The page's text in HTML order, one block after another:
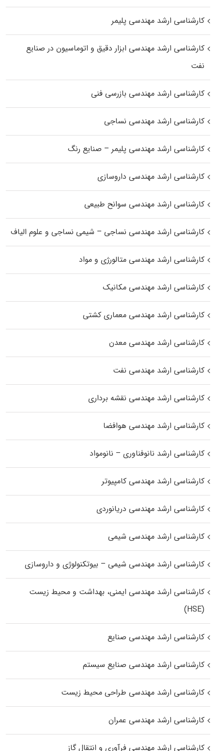
کارشناسی ارشد مهندسی پلیمر
کارشناسی ارشد مهندسی ابزار دقیق و اتوماسیون در صنایع
نفت
کارشناسی ارشد مهندسی بازرسی فنی
کارشناسی ارشد مهندسی نساجی
کارشناسی ارشد مهندسی پلیمر – صنایع رنگ
کارشناسی ارشد مهندسی داروسازی
کارشناسی ارشد مهندسی سوانح طبیعی
کارشناسی ارشد مهندسی نساجی – شیمی نساجی و علوم الیاف
کارشناسی ارشد مهندسی متالورژی و مواد
کارشناسی ارشد مهندسی مکانیک
کارشناسی ارشد مهندسی معماری کشتی
کارشناسی ارشد مهندسی معدن
کارشناسی ارشد مهندسی نفت
کارشناسی ارشد مهندسی نقشه برداری
کارشناسی ارشد مهندسی هوافضا
کارشناسی ارشد نانوفناوری – نانومواد
کارشناسی ارشد مهندسی کامپیوتر
کارشناسی ارشد مهندسی دریانوردی
کارشناسی ارشد مهندسی شیمی
کارشناسی ارشد مهندسی شیمی – بیوتکنولوژی و داروسازی
کارشناسی ارشد مهندسی ایمنی، بهداشت و محیط زیست
(HSE)
کارشناسی ارشد مهندسی صنایع
کارشناسی ارشد مهندسی صنایع سیستم
کارشناسی ارشد مهندسی طراحی محیط زیست
کارشناسی ارشد مهندسی عمران
کارشناسی ارشد مهندسی فرآوری و انتقال گاز